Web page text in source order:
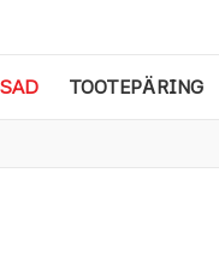
TOOTEPÄRING